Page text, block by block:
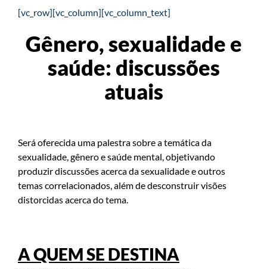
[vc_row][vc_column][vc_column_text]
Gênero, sexualidade e
saúde: discussões
atuais
Será oferecida uma palestra sobre a temática da
sexualidade, gênero e saúde mental, objetivando
produzir discussões acerca da sexualidade e outros
temas correlacionados, além de desconstruir visões
distorcidas acerca do tema.
A QUEM SE DESTINA